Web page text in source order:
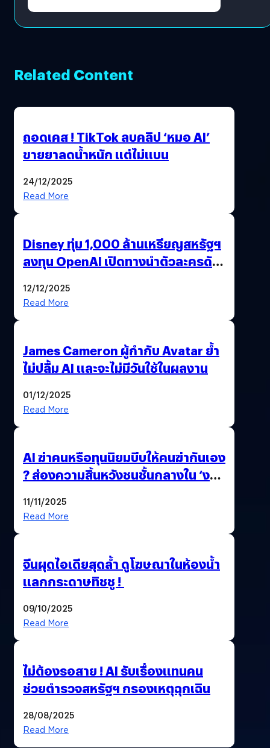
Related Content
ถอดเคส ! TikTok ลบคลิป ‘หมอ AI’
ขายยาลดน้ำหนัก แต่ไม่แบน
24/12/2025
Read More
Disney ทุ่ม 1,000 ล้านเหรียญสหรัฐฯ
ลงทุน OpenAI เปิดทางนำตัวละครดัง
12/12/2025
Read More
James Cameron ผู้กำกับ Avatar ย้ำ
ไม่ปลื้ม AI และจะไม่มีวันใช้ในผลงาน
01/12/2025
Read More
AI ฆ่าคนหรือทุนนิยมบีบให้คนฆ่ากันเอง
? ส่องความสิ้นหวังชนชั้นกลางใน ‘งาน
11/11/2025
Read More
จีนผุดไอเดียสุดล้ำ ดูโฆษณาในห้องน้ำ
แลกกระดาษทิชชู !
09/10/2025
Read More
ไม่ต้องรอสาย ! AI รับเรื่องแทนคน
ช่วยตำรวจสหรัฐฯ กรองเหตุฉุกเฉิน
28/08/2025
Read More